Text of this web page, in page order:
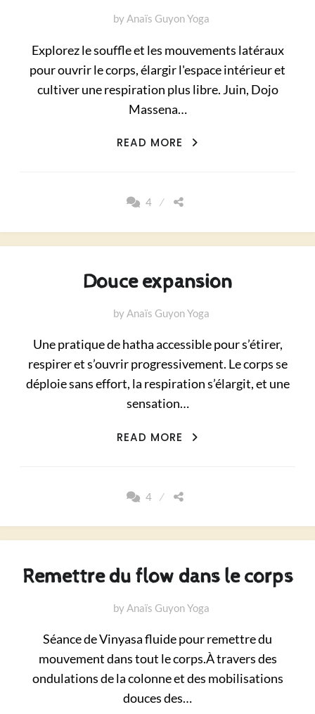
byAnaïs Guyon Yoga
Explorez le souffle et les mouvements latéraux
pour ouvrir le corps, élargir l'espace intérieur et
cultiver une respiration plus libre. Juin, Dojo
Massena…
READ MORE
MOBILITÉ
4
Douce expansion
byAnaïs Guyon Yoga
Une pratique de hatha accessible pour s’étirer,
respirer et s’ouvrir progressivement. Le corps se
déploie sans effort, la respiration s’élargit, et une
sensation…
READ MORE
DOUCE
4
Remettre du flow dans le corps
byAnaïs Guyon Yoga
Séance de Vinyasa fluide pour remettre du
mouvement dans tout le corps.À travers des
ondulations de la colonne et des mobilisations
douces des…